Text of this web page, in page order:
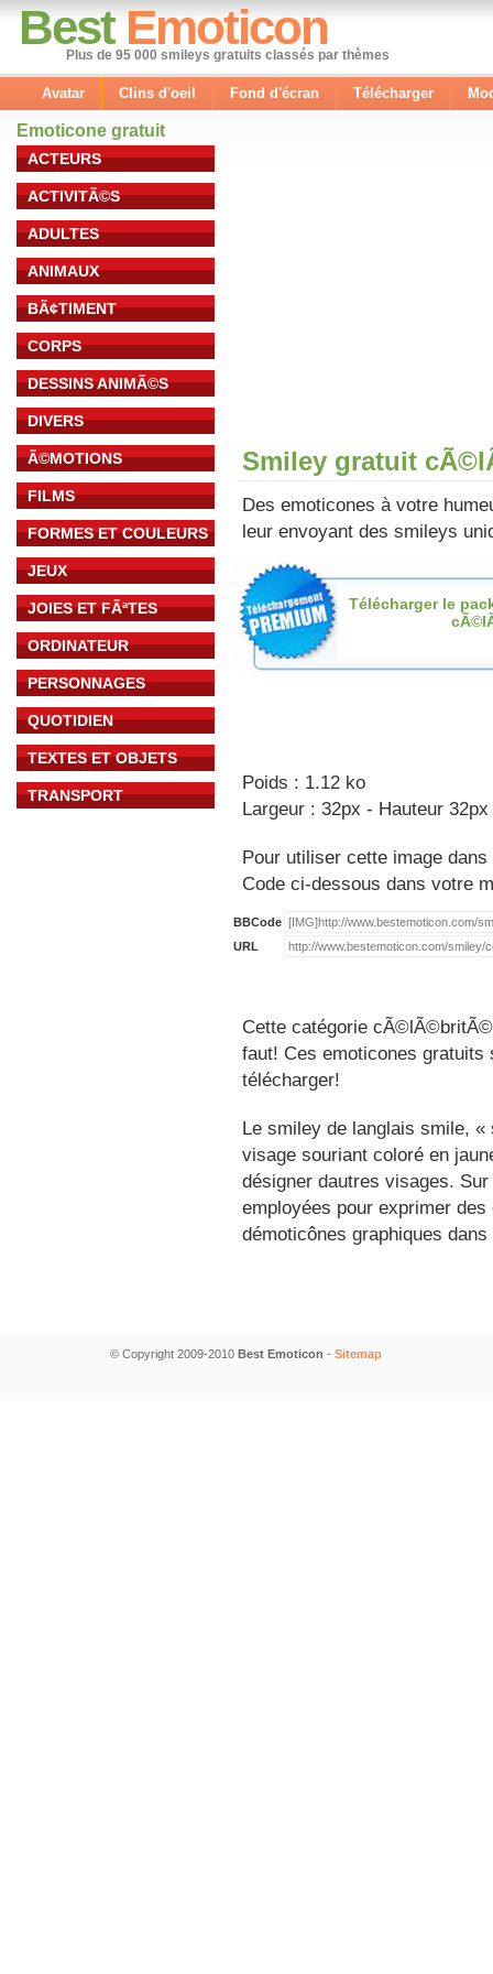
Best Emoticon
Plus de 95 000 smileys gratuits classés par thèmes
Avatar Clins d'oeil Fond d'écran Télécharger
Emoticone gratuit
ACTEURS
ACTIVITÃ©S
ADULTES
ANIMAUX
BÃ¢TIMENT
CORPS
DESSINS ANIMÃ©S
DIVERS
Ã©MOTIONS
FILMS
FORMES ET COULEURS
JEUX
JOIES ET FÃªTES
ORDINATEUR
PERSONNAGES
QUOTIDIEN
TEXTES ET OBJETS
TRANSPORT
Smiley gratuit
Des emoticones à votre
leur envoyant des smileys
Télécharger le
Poids : 1.12 ko
Largeur : 32px - Hauteur 32px
Pour utiliser cette image
Code ci-dessous dans votre
BBCode
URL
Cette catégorie
faut! Ces emoticones
télécharger!
Le smiley de langlais smile,
visage souriant coloré en
désigner dautres visages.
employées pour exprimer
démoticônes graphiques
© Copyright 2009-2010 Best Emoticon - Sitemap